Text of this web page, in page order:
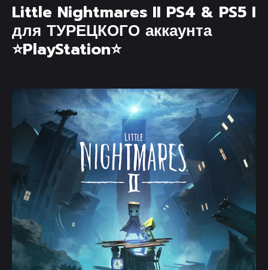
Little Nightmares II PS4 & PS5 I
для ТУРЕЦКОГО аккаунта
⭐PlayStation⭐